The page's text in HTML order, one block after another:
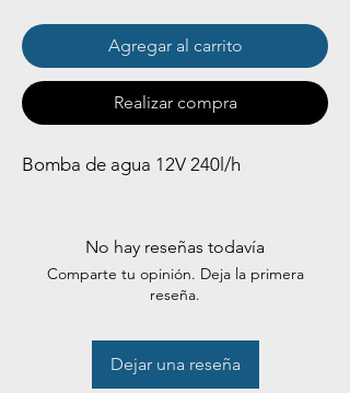
Agregar al carrito
Realizar compra
Bomba de agua 12V 240l/h
No hay reseñas todavía
Comparte tu opinión. Deja la primera
reseña.
Dejar una reseña